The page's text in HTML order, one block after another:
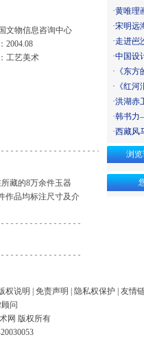
文物信息咨询中心
2004.08
工艺美术
藏的8万余件玉器
作品均标注尺寸及介
·黄唯理
·宋明远
·走进岜
·中国设
· 《东方
· 《红
·洪湖赤
·韩书力
·西藏风
浏
权说明 免责声明 隐私权保护 友情
问
网 版权所有